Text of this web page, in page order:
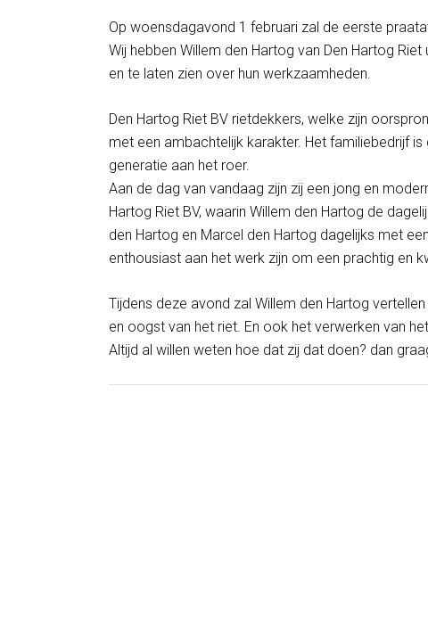
Op woensdagavond 1 februari zal de eerste
Wij hebben Willem den Hartog van Den Hartog
en te laten zien over hun werkzaamheden.
Den Hartog Riet BV rietdekkers, welke zijn
met een ambachtelijk karakter. Het familiebedrijf
generatie aan het roer.
Aan de dag van vandaag zijn zij een jong en
Hartog Riet BV, waarin Willem den Hartog de
den Hartog en Marcel den Hartog dagelijks met
enthousiast aan het werk zijn om een prachtig en
Tijdens deze avond zal Willem den Hartog
en oogst van het riet. En ook het verwerken van
Altijd al willen weten hoe dat zij dat doen? dan